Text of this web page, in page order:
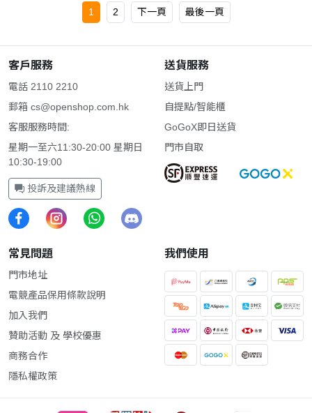
1 2 下一頁 最後一頁
客戶服務
電話 2110 2210
郵箱 cs@openshop.com.hk
客服服務時間:
星期一至六11:30-20:00 星期日
10:30-19:00
投訴及建議熱線
送貨服務
送貨上門
自提點/智能櫃
GoGoX即日送貨
門市自取
常見問題
門市地址
電競產品保用條款說明
加入我們
贊助活動 及 學校優惠
商務合作
隱私權政策
我們使用